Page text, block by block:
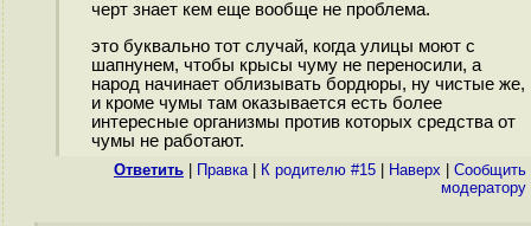
черт знает кем еще вообще не проблема.
это буквально тот случай, когда улицы моют с
шапнунем, чтобы крысы чуму не переносили, а
народ начинает облизывать бордюры, ну чистые же,
и кроме чумы там оказывается есть более
интересные организмы против которых средства от
чумы не работают.
Ответить Правка| К родителю #15 Наверх
Cообщить
модератору